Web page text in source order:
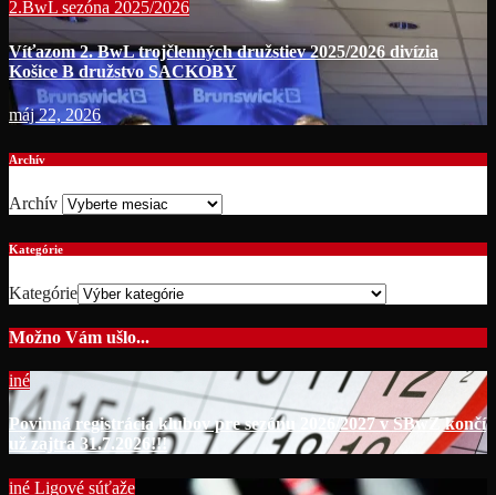
2.BwL sezóna 2025/2026
Víťazom 2. BwL trojčlenných družstiev 2025/2026 divízia
Košice B družstvo SACKOBY
máj 22, 2026
Archív
Archív
Kategórie
Kategórie
Možno Vám ušlo...
iné
Povinná registrácia klubov pre sezónu 2026/2027 v SBwZ končí
už zajtra 31.7.2026!!!
iné Ligové súťaže